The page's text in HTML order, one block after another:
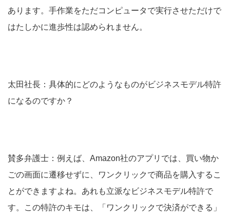
あります。手作業をただコンピュータで実行させただけで
はたしかに進歩性は認められません。
太田社長：具体的にどのようなものがビジネスモデル特許
になるのですか？
賛多弁護士：例えば、Amazon社のアプリでは、買い物か
ごの画面に遷移せずに、ワンクリックで商品を購入するこ
とができますよね。あれも立派なビジネスモデル特許で
す。この特許のキモは、「ワンクリックで決済ができる」